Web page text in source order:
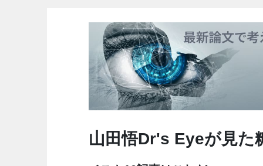
山田悟Dr's Eyeが見た